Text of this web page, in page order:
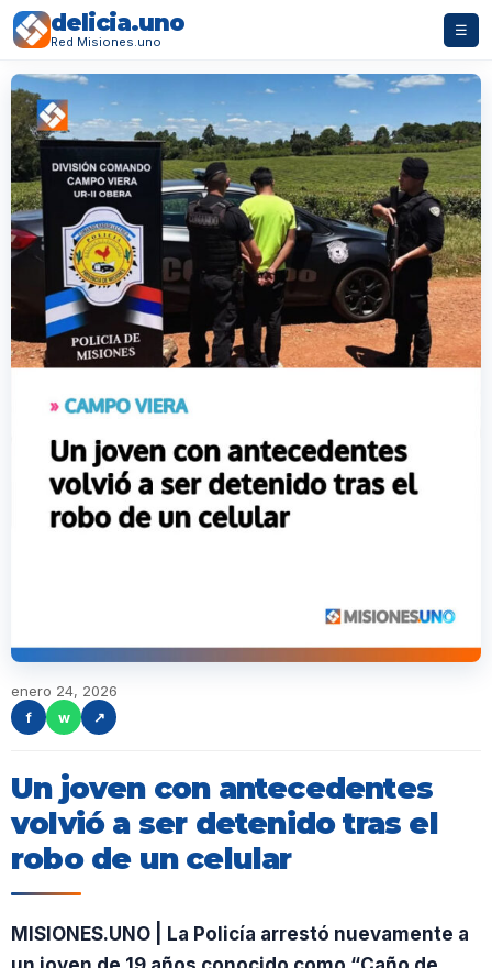
delicia.uno
Red Misiones.uno
☰
enero 24, 2026
f
w ↗
Un joven con antecedentes
volvió a ser detenido tras el
robo de un celular
MISIONES.UNO | La Policía arrestó nuevamente a